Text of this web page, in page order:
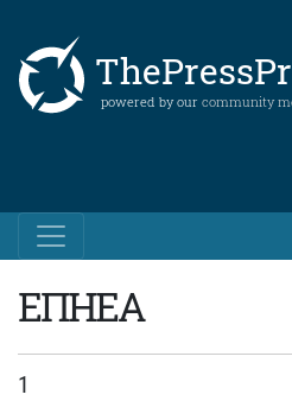
powered by our community
ΕΠΗΕΑ
1